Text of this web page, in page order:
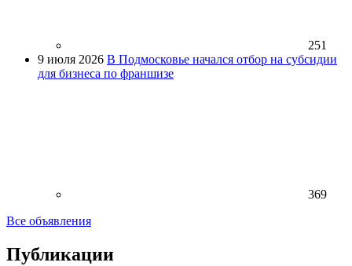
251
9 июля 2026 В Подмосковье начался отбор на субсидии
для бизнеса по франшизе
369
Все объявления
Публикации